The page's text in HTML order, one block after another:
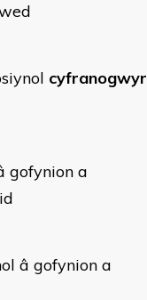
cyfranogwyr
gofynion a
â gofynion a